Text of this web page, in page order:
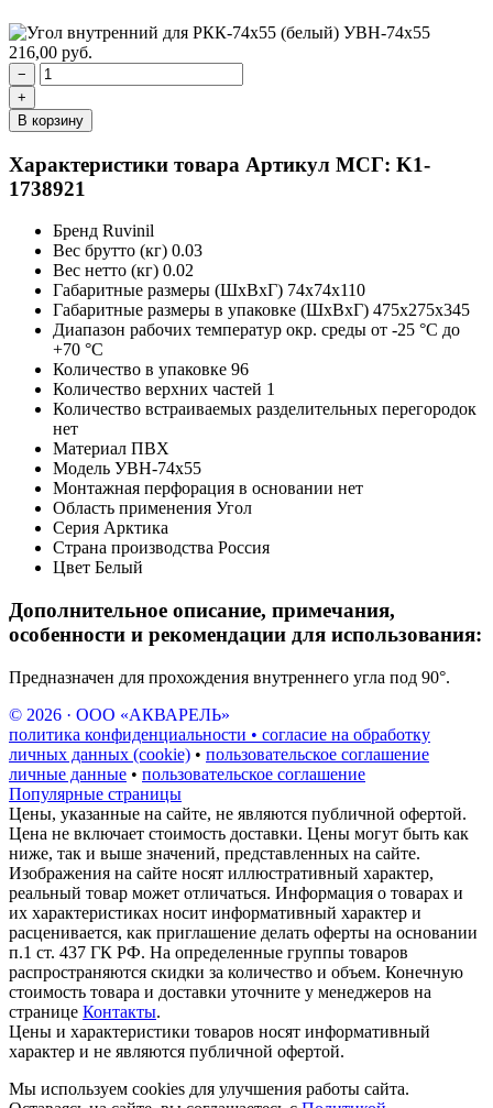
216,00 руб.
−
+
В корзину
Характеристики товара Артикул МСГ: K1-
1738921
Бренд Ruvinil
Вес брутто (кг) 0.03
Вес нетто (кг) 0.02
Габаритные размеры (ШxВxГ) 74x74x110
Габаритные размеры в упаковке (ШxВxГ) 475x275x345
Диапазон рабочих температур окр. среды от -25 °С до
+70 °С
Количество в упаковке 96
Количество верхних частей 1
Количество встраиваемых разделительных перегородок
нет
Материал ПВХ
Модель УВН-74х55
Монтажная перфорация в основании нет
Область применения Угол
Серия Арктика
Страна производства Россия
Цвет Белый
Дополнительное описание, примечания,
особенности и рекомендации для использования:
Предназначен для прохождения внутреннего угла под 90°.
© 2026 · ООО «АКВАРЕЛЬ»
политика конфиденциальности • согласие на обработку
личных данных (cookie) • пользовательское соглашение
личные данные • пользовательское соглашение
Популярные страницы
Цены, указанные на сайте, не являются публичной офертой.
Цена не включает стоимость доставки. Цены могут быть как
ниже, так и выше значений, представленных на сайте.
Изображения на сайте носят иллюстративный характер,
реальный товар может отличаться. Информация о товарах и
их характеристиках носит информативный характер и
расценивается, как приглашение делать оферты на основании
п.1 ст. 437 ГК РФ. На определенные группы товаров
распространяются скидки за количество и объем. Конечную
стоимость товара и доставки уточните у менеджеров на
странице Контакты.
Цены и характеристики товаров носят информативный
характер и не являются публичной офертой.
Мы используем cookies для улучшения работы сайта.